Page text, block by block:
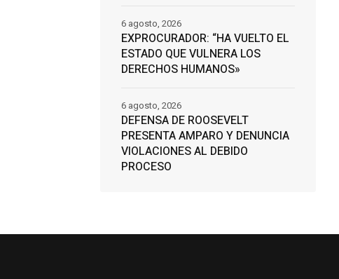
EXPROCURADOR: “HA VUELTO EL
ESTADO QUE VULNERA LOS
DERECHOS HUMANOS»
6 agosto, 2026
DEFENSA DE ROOSEVELT
PRESENTA AMPARO Y DENUNCIA
VIOLACIONES AL DEBIDO
PROCESO
6 agosto, 2026